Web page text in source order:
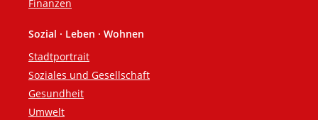
Finanzen
Sozial · Leben · Wohnen
Stadtportrait
Soziales und Gesellschaft
Gesundheit
Umwelt